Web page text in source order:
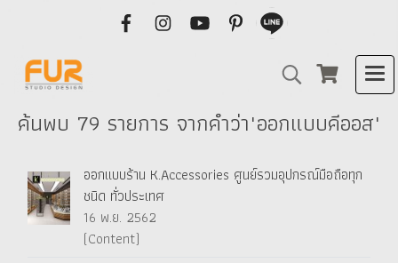
ค้นพบ 79 รายการ จากคำว่า"ออกแบบคีออส"
ออกแบบร้าน K.Accessories ศูนย์รวมอุปกรณ์มือถือทุก
ชนิด ทั่วประเทศ
16 พ.ย. 2562
(Content)